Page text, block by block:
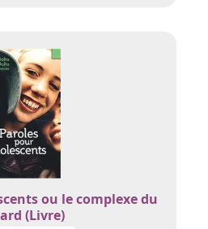
ou le complexe du
(Livre)